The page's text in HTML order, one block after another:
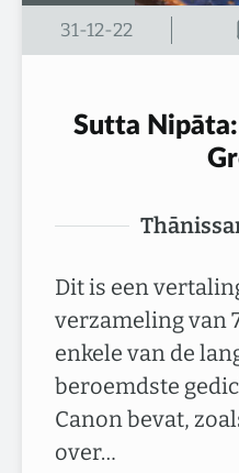
31-12-22
Sutta
Dit is een
verzameling van
enkele van de
beroemdste
Canon bevat,
over…